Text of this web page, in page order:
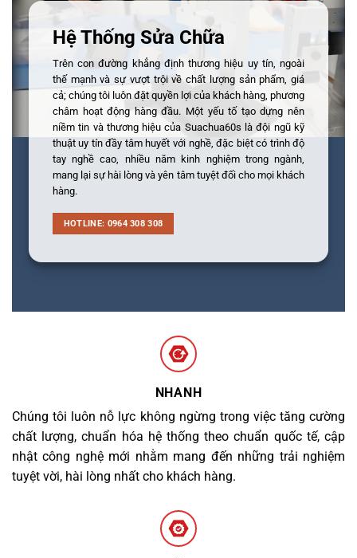
Hệ Thống Sửa Chữa
Trên con đường khẳng định thương hiệu uy tín, ngoài
thế mạnh và sự vượt trội về chất lượng sản phẩm, giá
cả; chúng tôi luôn đặt quyền lợi của khách hàng, phương
châm hoạt động hàng đầu. Một yếu tố tạo dựng nên
niềm tin và thương hiệu của Suachua60s là đội ngũ kỹ
thuật uy tín đầy tâm huyết với nghề, đặc biệt có trình độ
tay nghề cao, nhiều năm kinh nghiệm trong ngành,
mang lại sự hài lòng và yên tâm tuyệt đối cho mọi khách
hàng.
HOTLINE: 0964 308 308
NHANH
Chúng tôi luôn nỗ lực không ngừng trong việc tăng cường
chất lượng, chuẩn hóa hệ thống theo chuẩn quốc tế, cập
nhật công nghệ mới nhằm mang đến những trải nghiệm
tuyệt vời, hài lòng nhất cho khách hàng.